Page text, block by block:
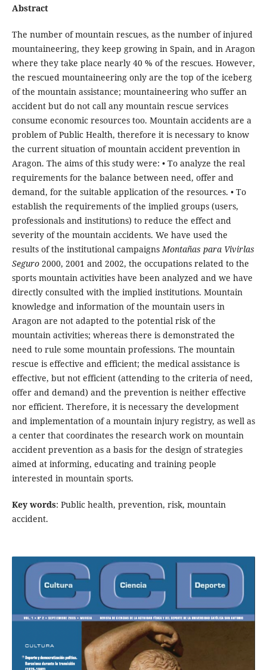
Abstract
The number of mountain rescues, as the number of injured
mountaineering, they keep growing in Spain, and in Aragon
where they take place nearly 40 % of the rescues. However,
the rescued mountaineering only are the top of the iceberg
of the mountain assistance; mountaineering who suffer an
accident but do not call any mountain rescue services
consume economic resources too. Mountain accidents are a
problem of Public Health, therefore it is necessary to know
the current situation of mountain accident prevention in
Aragon. The aims of this study were: • To analyze the real
requirements for the balance between need, offer and
demand, for the suitable application of the resources. • To
establish the requirements of the implied groups (users,
professionals and institutions) to reduce the effect and
severity of the mountain accidents. We have used the
results of the institutional campaignsMontañas para Vivirlas
Seguro 2000, 2001 and 2002, the occupations related to the
sports mountain activities have been analyzed and we have
directly consulted with the implied institutions. Mountain
knowledge and information of the mountain users in
Aragon are not adapted to the potential risk of the
mountain activities; whereas there is demonstrated the
need to rule some mountain professions. The mountain
rescue is effective and efficient; the medical assistance is
effective, but not efficient (attending to the criteria of need,
offer and demand) and the prevention is neither effective
nor efficient. Therefore, it is necessary the development
and implementation of a mountain injury registry, as well as
a center that coordinates the research work on mountain
accident prevention as a basis for the design of strategies
aimed at informing, educating and training people
interested in mountain sports.
Key words: Public health, prevention, risk, mountain
accident.